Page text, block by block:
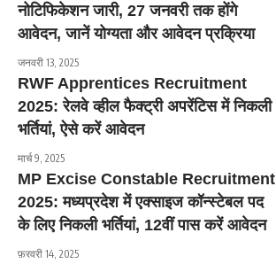
नोटिफिकेशन जारी, 27 जनवरी तक होंगे
आवेदन, जानें योग्यता और आवेदन प्रक्रिया
जनवरी 13, 2025
RWF Apprentices Recruitment
2025: रेलवे व्हील फैक्ट्री अपरेंटिस में निकली
भर्तियां, ऐसे करें आवेदन
मार्च 9, 2025
MP Excise Constable Recruitment
2025: मध्यप्रदेश में एक्साइज कॉन्स्टेबल पद
के लिए निकली भर्तियां, 12वीं पास करें आवेदन
फ़रवरी 14, 2025